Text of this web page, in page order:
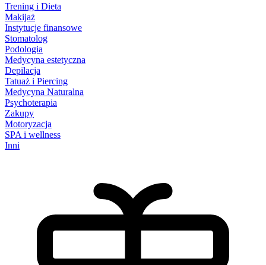
Trening i Dieta
Makijaż
Instytucje finansowe
Stomatolog
Podologia
Medycyna estetyczna
Depilacja
Tatuaż i Piercing
Medycyna Naturalna
Psychoterapia
Zakupy
Motoryzacja
SPA i wellness
Inni